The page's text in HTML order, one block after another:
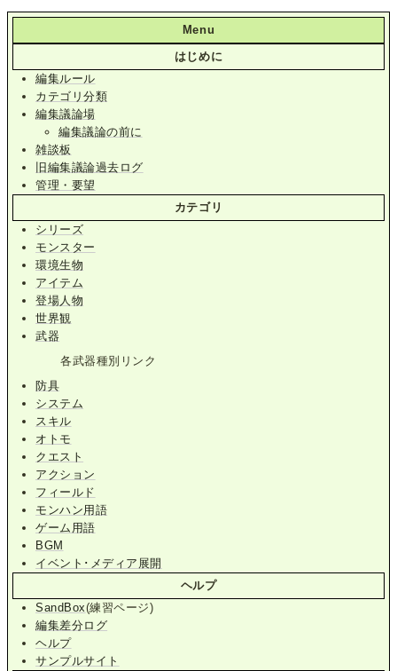
Menu
はじめに
編集ルール
カテゴリ分類
編集議論場
編集議論の前に
雑談板
旧編集議論過去ログ
管理・要望
カテゴリ
シリーズ
モンスター
環境生物
アイテム
登場人物
世界観
武器
各武器種別リンク
防具
システム
スキル
オトモ
クエスト
アクション
フィールド
モンハン用語
ゲーム用語
BGM
イベント･メディア展開
ヘルプ
SandBox(練習ページ)
編集差分ログ
ヘルプ
サンプルサイト